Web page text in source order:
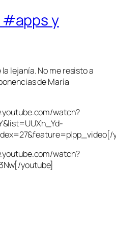
y
lejanía. No me resisto a
de María
watch?
watch?
youtube]